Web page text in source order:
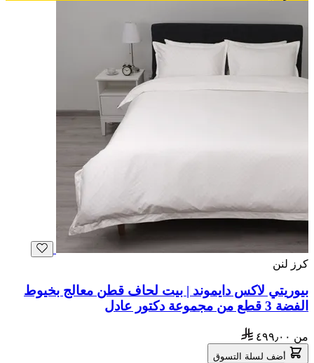
كرز لنن
بيوريتي لاكس دايموند | بيت لحاف قطن معالج بخيوط
الفضة 3 قطع من مجموعة دكتور عادل
من ٤٩٩٫٠٠
أضف لسلة التسوق